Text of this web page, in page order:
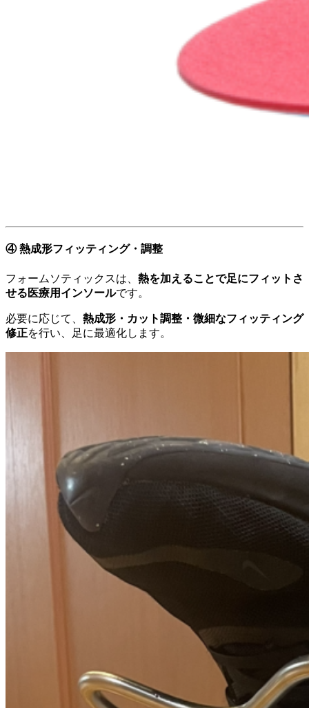
④ 熱成形フィッティング・調整
フォームソティックスは、 熱を加えることで足にフィットさ
せる医療用インソールです。
必要に応じて、 熱成形・カット調整・微細なフィッティング
修正を行い、足に最適化します。